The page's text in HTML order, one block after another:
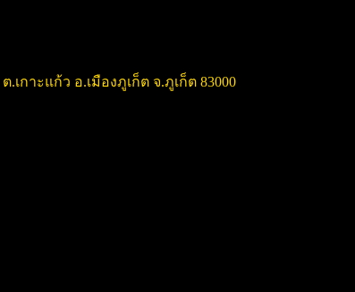
เกาะแก้ว อ.เมืองภูเก็ต จ.ภูเก็ต 83000